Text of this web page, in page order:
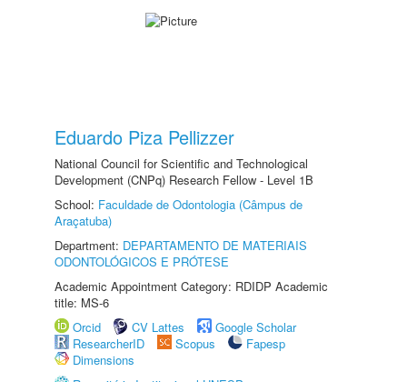
Eduardo Piza Pellizzer
National Council for Scientific and Technological
Development (CNPq) Research Fellow - Level 1B
School: Faculdade de Odontologia (Câmpus de
Araçatuba)
Department: DEPARTAMENTO DE MATERIAIS
ODONTOLÓGICOS E PRÓTESE
Academic Appointment Category: RDIDP Academic
title: MS-6
Orcid
CV Lattes
Google Scholar
ResearcherID
Scopus
Fapesp
Dimensions